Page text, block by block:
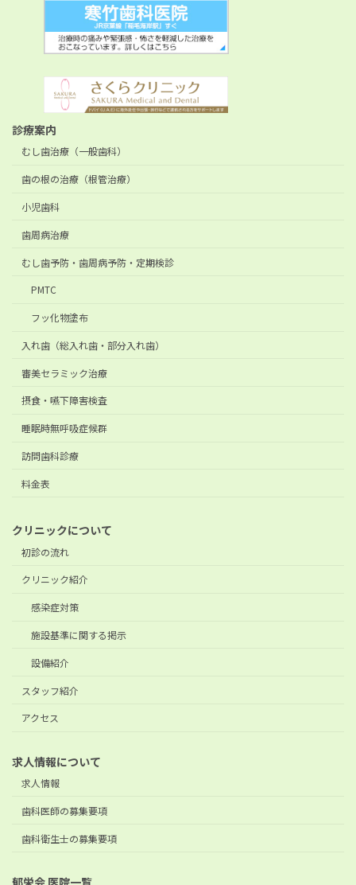
診療案内
むし歯治療（一般歯科）
歯の根の治療（根管治療）
小児歯科
歯周病治療
むし歯予防・歯周病予防・定期検診
PMTC
フッ化物塗布
入れ歯（総入れ歯・部分入れ歯）
審美セラミック治療
摂食・嚥下障害検査
睡眠時無呼吸症候群
訪問歯科診療
料金表
クリニックについて
初診の流れ
クリニック紹介
感染症対策
施設基準に関する掲示
設備紹介
スタッフ紹介
アクセス
求人情報について
求人情報
歯科医師の募集要項
歯科衛生士の募集要項